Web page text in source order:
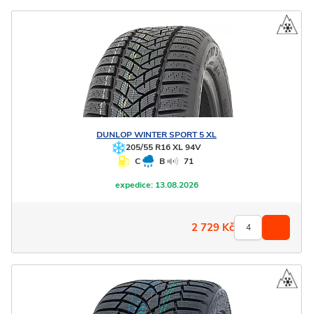
DUNLOPWINTER SPORT 5 XL
205/55 R16 XL 94V
C
B 71
expedice:13.08.2026
2 729 Kč